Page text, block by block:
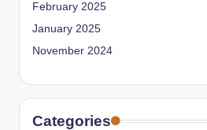
February 2025
January 2025
November 2024
Categories